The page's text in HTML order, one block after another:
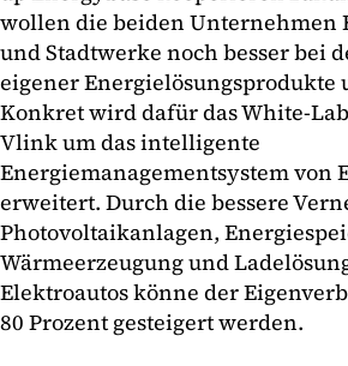
wollen die beiden Unternehmen
und Stadtwerke noch besser bei
eigener Energielösungsprodukte
Konkret wird dafür das White-
Vlink um das intelligente
Energiemanagementsystem von
erweitert. Durch die bessere
Photovoltaikanlagen,
Wärmeerzeugung und
Elektroautos könne der
80 Prozent gesteigert werden.